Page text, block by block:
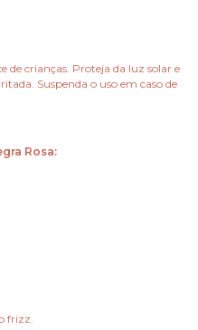
de crianças. Proteja da luz solar e
Suspenda o uso em caso de
Rosa:
frizz.